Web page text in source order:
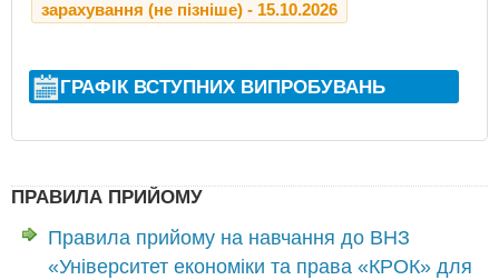
зарахування (не пізніше) - 15.10.2026
ГРАФІК ВСТУПНИХ ВИПРОБУВАНЬ
ПРАВИЛА ПРИЙОМУ
Правила прийому на навчання до ВНЗ
«Університет економіки та права «КРОК» для